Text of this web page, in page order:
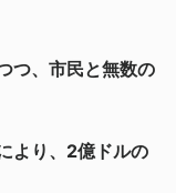
つ、市民と無数の
より、2億ドルの